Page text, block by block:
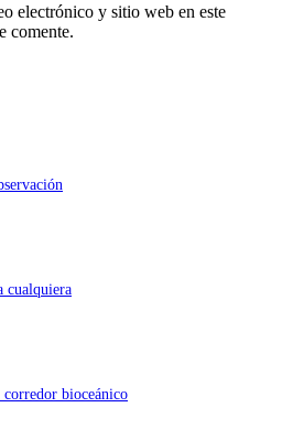
electrónico y sitio web en este
comente.
cualquiera
bioceánico